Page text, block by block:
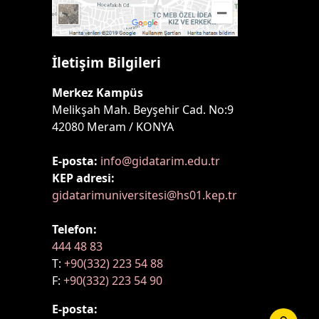
İletişim Bilgileri
Merkez Kampüs
Melikşah Mah. Beyşehir Cad. No:9
42080 Meram / KONYA
E-posta: info@gidatarim.edu.tr
KEP adresi:
gidatarimuniversitesi@hs01.kep.tr
Telefon:
444 48 83
T: +90(332) 223 54 88
F: +90(332) 223 54 90
E-posta: